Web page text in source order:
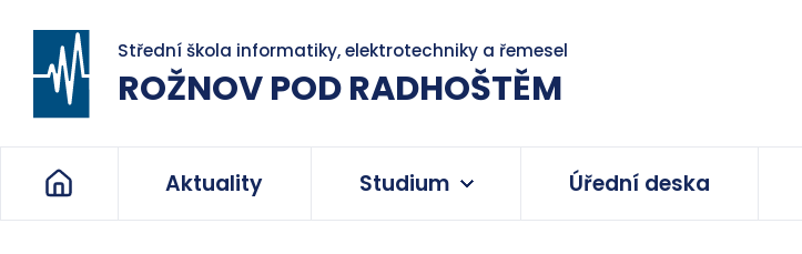
Střední škola informatiky, elektrotechniky a řemesel
ROŽNOV POD RADHOŠTĚM
Aktuality Studium Úřední deska